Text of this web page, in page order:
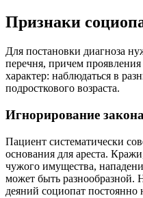
Признаки
Для постановки диагноза
перечня, причем
характер: наблюдаться в
подросткового возраста.
Игнорирование
Пациент систематически
основания для ареста.
чужого имущества,
может быть разнообразной.
деяний социопат